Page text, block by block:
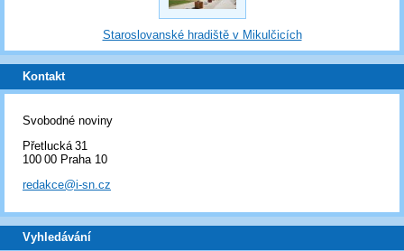
Staroslovanské hradiště v Mikulčicích
Kontakt
Svobodné noviny
Přetlucká 31
100 00 Praha 10
redakce@i-sn.cz
Vyhledávání